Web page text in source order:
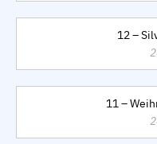
12 –
11 –